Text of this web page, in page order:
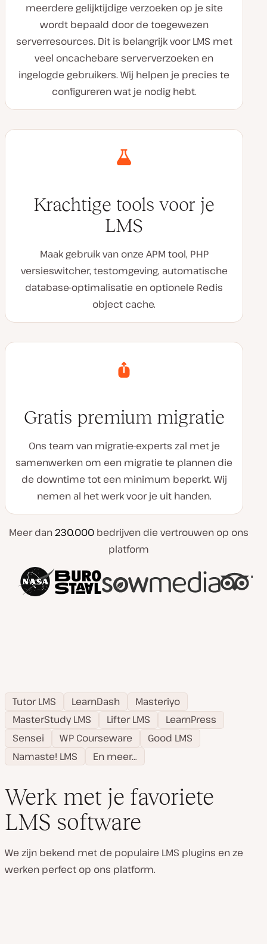
meerdere gelijktijdige verzoeken op je site
wordt bepaald door de toegewezen
serverresources. Dit is belangrijk voor LMS met
veel oncachebare serververzoeken en
ingelogde gebruikers. Wij helpen je precies te
configureren wat je nodig hebt.
Krachtige tools voor je
LMS
Maak gebruik van onze APM tool, PHP
versieswitcher, testomgeving, automatische
database-optimalisatie en optionele Redis
object cache.
Gratis premium migratie
Ons team van migratie-experts zal met je
samenwerken om een migratie te plannen die
de downtime tot een minimum beperkt. Wij
nemen al het werk voor je uit handen.
Meer dan230.000 bedrijven die vertrouwen op ons
platform
Tutor LMS LearnDash
Masteriyo
MasterStudy LMS
Lifter LMS
LearnPress
Sensei
WP Courseware
Good LMS
Namaste! LMS
En meer…
Werk met je favoriete
LMS software
We zijn bekend met de populaire LMS plugins en ze
werken perfect op ons platform.